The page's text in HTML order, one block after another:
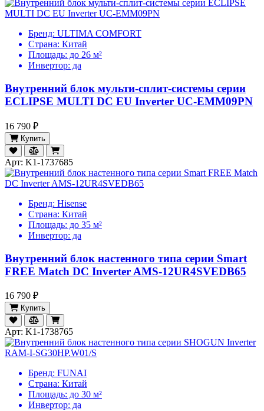
Бренд: ULTIMA COMFORT
Страна: Китай
Площадь: до 26 м²
Инвертор: да
Внутренний блок мульти-сплит-системы серии
ECLIPSE MULTI DC EU Inverter UC-EMM09PN
16 790 ₽
Купить
Арт: K1-1737685
Бренд: Hisense
Страна: Китай
Площадь: до 35 м²
Инвертор: да
Внутренний блок настенного типа серии Smart
FREE Match DC Inverter AMS-12UR4SVEDB65
16 790 ₽
Купить
Арт: K1-1738765
Бренд: FUNAI
Страна: Китай
Площадь: до 30 м²
Инвертор: да